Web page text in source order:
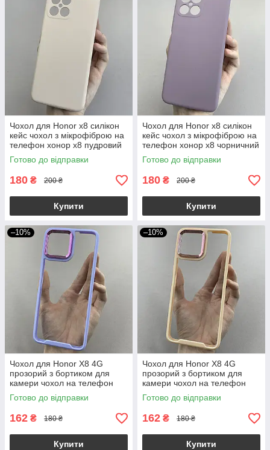
Чохол для Honor x8 силікон
кейс чохол з мікрофіброю на
телефон хонор х8 пудровий
r4e
Готово до відправки
180 ₴ 200 ₴
Купити
Чохол для Honor x8 силікон
кейс чохол з мікрофіброю на
телефон хонор х8 чорничний
r4e
Готово до відправки
180 ₴ 200 ₴
Купити
–10%
Чохол для Honor X8 4G
прозорий з бортиком для
камери чохол на телефон
хонор х8 4г бузковий k6h
Готово до відправки
162 ₴ 180 ₴
Купити
–10%
Чохол для Honor X8 4G
прозорий з бортиком для
камери чохол на телефон
хонор х8 4г бежевий k6h
Готово до відправки
162 ₴ 180 ₴
Купити